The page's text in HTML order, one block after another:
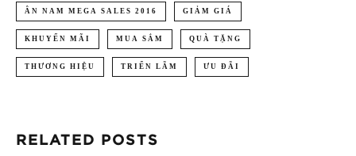
ÂN NAM MEGA SALES 2016 GIẢM GIÁ
KHUYẾN MÃI MUA SẮM QUÀ TẶNG
THƯƠNG HIỆU TRIỂN LÃM ƯU ĐÃI
RELATED POSTS